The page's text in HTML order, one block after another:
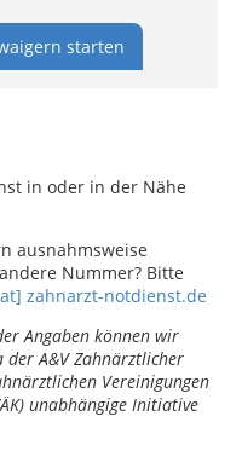
starten
in oder in der Nähe
ausnahmsweise
Nummer? Bitte
zahnarzt-notdienst.de
Angaben können wir
der A&V Zahnärztlicher
Vereinigungen
unabhängige Initiative